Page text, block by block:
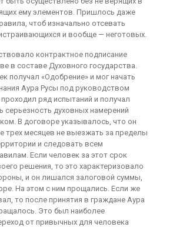
ему элементов. Пришлось даже
чтоб изначально отсевать
и вообще — неготовых.
контрактное подписание
в составе Духовного государства.
получал «Одобрение» и мог начать
Аура Русы под руководством
проходил ряд испытаний и получал
серьезность духовных намерений
В договоре указывалось, что он
трех месяцев не выезжать за пределы
и следовать всем
Если человек за этот срок
решения, то это характеризовало
и он лишался залоговой суммы,
На этом с ним прощались. Если же
то после принятия в граждане Аура
Это был наиболее
от привычных для человека